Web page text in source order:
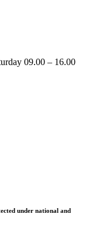
09.00 – 16.00
under national and